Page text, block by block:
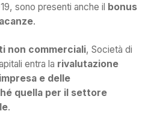
sono presenti anche il bonus
.
non commerciali, Società di
entra la rivalutazione
e delle
quella per il settore
.